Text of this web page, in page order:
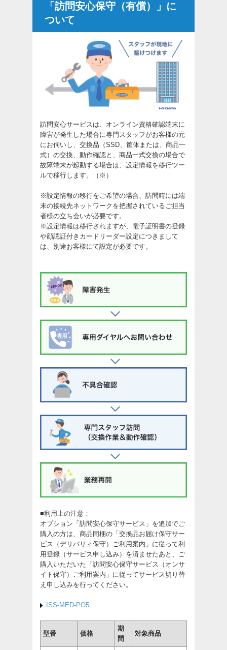
「訪問安心保守（有償）」に
ついて
訪問安心サービスは、オンライン資格確認端末に
障害が発生した場合に専門スタッフがお客様の元
にお伺いし、交換品（SSD、筐体または、商品一
式）の交換、動作確認と、商品一式交換の場合で
故障端末が起動する場合は、設定情報を移行ツー
ルで移行します。（※）
※設定情報の移行をご希望の場合、訪問時には端
末の接続先ネットワークを把握されているご担当
者様の立ち会いが必要です。
※設定情報は移行されますが、電子証明書の登録
や顔認証付きカードリーダー設定につきまして
は、別途お客様にて設定が必要です。
■利用上の注意：
オプション「訪問安心保守サービス」を追加でご
購入の方は、商品同梱の「交換品お届け保守サー
ビス（デリバリィ保守）ご利用案内」に従って利
用登録（サービス申し込み）を済ませたあと、ご
購入いただいた「訪問安心保守サービス（オンサ
イト保守）ご利用案内」に従ってサービス切り替
え申し込みを行ってください。
ISS-MED-PO5
型番 価格
期
間
対象商品